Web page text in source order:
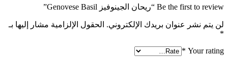
Be the first to review “ريحان الجينوفيز Genovese Basil”
لن يتم نشر عنوان بريدك الإلكتروني. الحقول الإلزامية مشار إليها بـ
*
Your rating
*